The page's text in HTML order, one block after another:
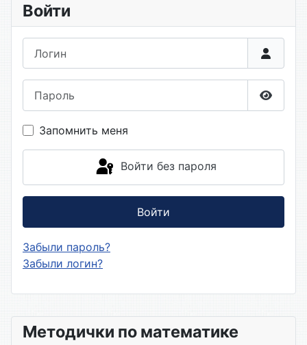
Методички по математике
Войти
Запомнить меня
Войти без пароля
Войти
Забыли пароль?
Забыли логин?